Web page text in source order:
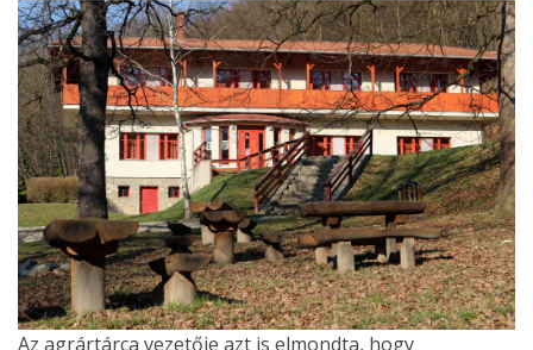
Az agrártárca vezetője azt is elmondta, hogy